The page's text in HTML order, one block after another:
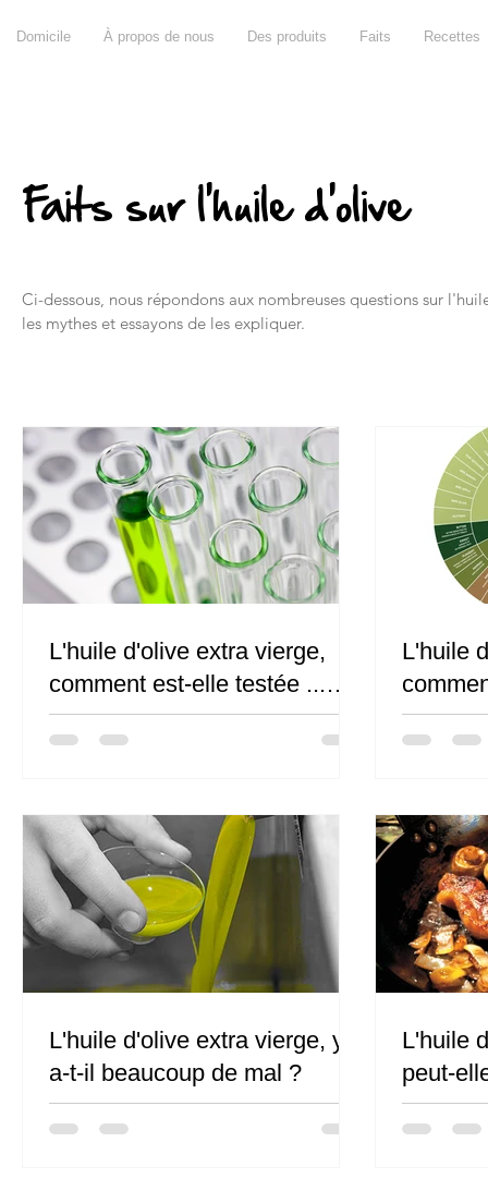
Domicile À propos de nous Des produits Faits Recettes
Faits sur l'huile d'olive
Ci-dessous, nous répondons aux nombreuses questions sur
les mythes et essayons de les expliquer.
L'huile d'olive extra vierge,
comment est-elle testée ...
partie 1, le laboratoire
L'huile
partie
L'huile d'olive extra vierge, y
a-t-il beaucoup de mal ?
L'huile
peut-